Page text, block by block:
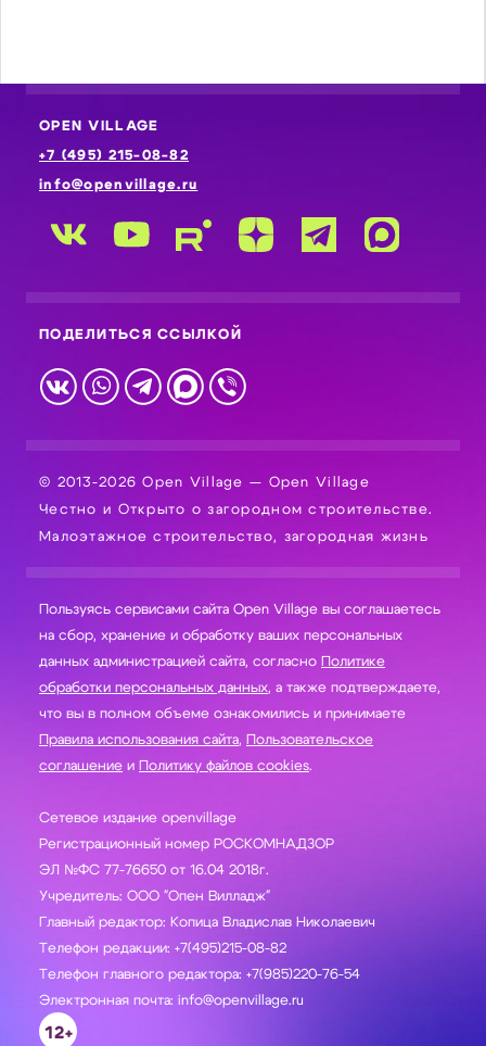
OPEN VILLAGE
+7 (495) 215-08-82
info@openvillage.ru
ПОДЕЛИТЬСЯ ССЫЛКОЙ
© 2013-2026 Open Village — Open Village
Честно и Открыто о загородном строительстве.
Малоэтажное строительство, загородная жизнь
Пользуясь сервисами сайта Open Village вы соглашаетесь
на сбор, хранение и обработку ваших персональных
данных администрацией сайта, согласно Политике
обработки персональных данных, а также подтверждаете,
что вы в полном объеме ознакомились и принимаете
Правила использования сайта, Пользовательское
соглашение и Политику файлов cookies.
Сетевое издание openvillage
Регистрационный номер РОСКОМНАДЗОР
ЭЛ №ФС 77-76650 от 16.04 2018г.
Учредитель: ООО "Опен Вилладж"
Главный редактор: Копица Владислав Николаевич
Телефон редакции: +7(495)215-08-82
Телефон главного редактора: +7(985)220-76-54
Электронная почта: info@openvillage.ru
12+